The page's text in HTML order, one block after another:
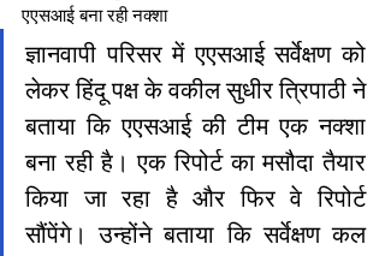
एएसआई बना रही नक्‍शा
ज्ञानवापी पर‍िसर में एएसआई सर्वेक्षण को
लेकर ह‍िंदू पक्ष के वकील सुधीर त्रिपाठी ने
बताया क‍ि एएसआई की टीम एक नक्शा
बना रही है। एक रिपोर्ट का मसौदा तैयार
क‍िया जा रहा है और फिर वे रिपोर्ट
सौंपेंगे। उन्‍होंने बताया क‍ि सर्वेक्षण कल